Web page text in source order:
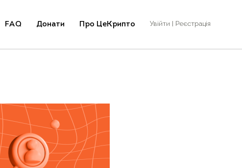
FAQ Донати Про ЦеКрипто Увійти | Реєстрація